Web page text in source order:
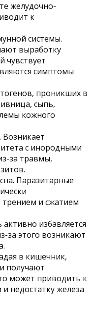
желудочно-
к
системы.
выработку
чувствует
симптомы
проникших в
сыпь,
кожного
Возникает
с инородными
за травмы,
Паразитарные
и сжатием
избавляется
за этого возникают
в кишечник,
получают
может приводить к
недостатку железа